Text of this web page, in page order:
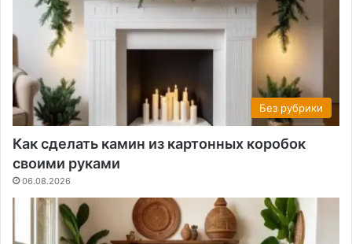
Без рубрики
Как сделать камин из картонных коробок
своими руками
06.08.2026